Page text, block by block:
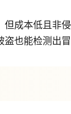
成本低且非侵
也能检测出冒